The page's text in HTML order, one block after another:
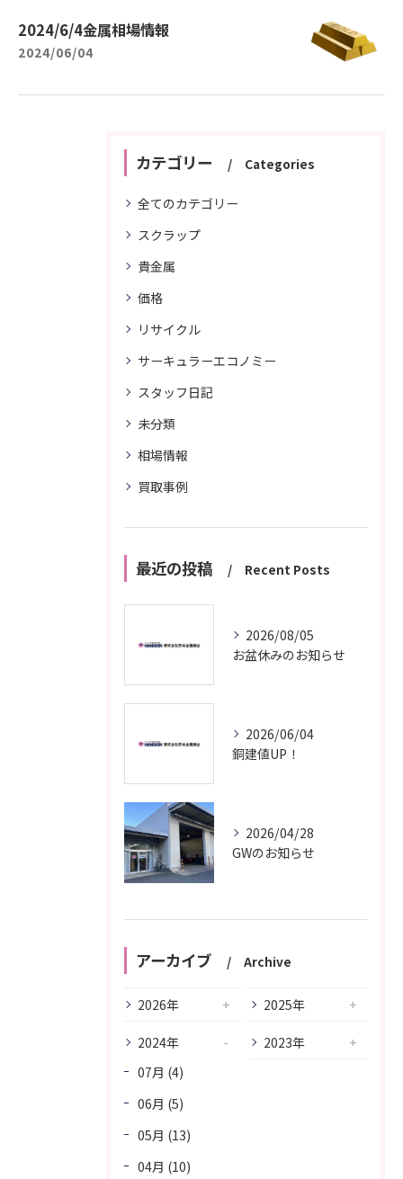
2024/6/4金属相場情報
2024/06/04
カテゴリー Categories
全てのカテゴリー
スクラップ
貴金属
価格
リサイクル
サーキュラーエコノミー
スタッフ日記
未分類
相場情報
買取事例
最近の投稿 Recent Posts
2026/08/05
お盆休みのお知らせ
2026/06/04
銅建値UP！
2026/04/28
GWのお知らせ
アーカイブ Archive
2026年 2025年
2024年
07月 (4)
06月 (5)
05月 (13)
04月 (10)
2023年